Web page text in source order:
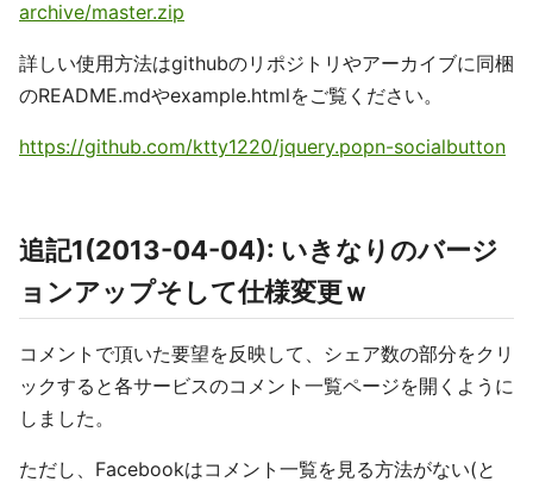
archive/master.zip
詳しい使用方法はgithubのリポジトリやアーカイブに同梱
のREADME.mdやexample.htmlをご覧ください。
https://github.com/ktty1220/jquery.popn-socialbutton
追記1(2013-04-04): いきなりのバージ
ョンアップそして仕様変更ｗ
コメントで頂いた要望を反映して、シェア数の部分をクリ
ックすると各サービスのコメント一覧ページを開くように
しました。
ただし、Facebookはコメント一覧を見る方法がない(と